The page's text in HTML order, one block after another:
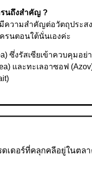
รนถึงสำคัญ ?
มีความสำคัญต่อวัตถุประ
รนตอนใต้นั่นเองค่ะ
ซึ่งรัสเซียเข้าควบคุมอ
และทะเลอาซอฟ
เดอร์ที่คลุกคลีอยู่ในตล